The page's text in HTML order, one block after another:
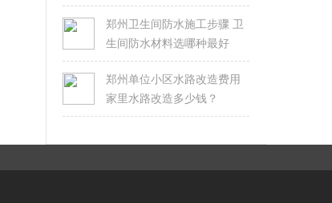
法
郑州卫生间防水施工步骤 卫
生间防水材料选哪种最好
郑州单位小区水路改造费用
家里水路改造多少钱？